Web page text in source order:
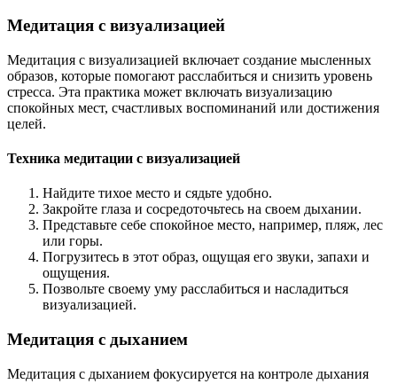
Медитация с визуализацией
Медитация с визуализацией включает создание мысленных
образов, которые помогают расслабиться и снизить уровень
стресса. Эта практика может включать визуализацию
спокойных мест, счастливых воспоминаний или достижения
целей.
Техника медитации с визуализацией
Найдите тихое место и сядьте удобно.
Закройте глаза и сосредоточьтесь на своем дыхании.
Представьте себе спокойное место, например, пляж, лес
или горы.
Погрузитесь в этот образ, ощущая его звуки, запахи и
ощущения.
Позвольте своему уму расслабиться и насладиться
визуализацией.
Медитация с дыханием
Медитация с дыханием фокусируется на контроле дыхания